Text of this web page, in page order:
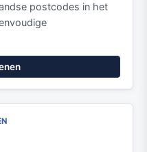
postcodes in het